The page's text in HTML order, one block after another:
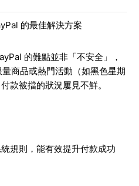
的最佳解決方案
的難點並非「不安全」，
商品或熱門活動（如黑色星期
款被擋的狀況屢見不鮮。
規則，能有效提升付款成功